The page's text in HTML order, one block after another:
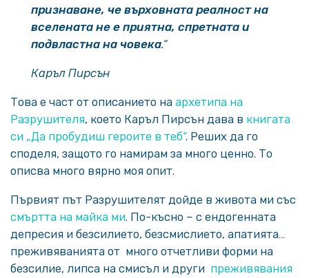
признаване, че върховната реалност на
вселената не е приятна, спретната и
подвластна на човека.“
Каръл Пирсън
Това е част от описанието на архетипа на
Разрушителя, което Каръл Пирсън дава в книгата
си „Да пробудиш героите в теб“. Реших да го
споделя, защото го намирам за много ценно. То
описва много вярно моя опит.
Първият път Разрушителят дойде в живота ми със
смъртта на майка ми. По-късно – с ендогенната
депресия и безсилието, безсмислието, апатията…
преживяванията от много отчетливи форми на
безсилие, липса на смисъл и други преживявания